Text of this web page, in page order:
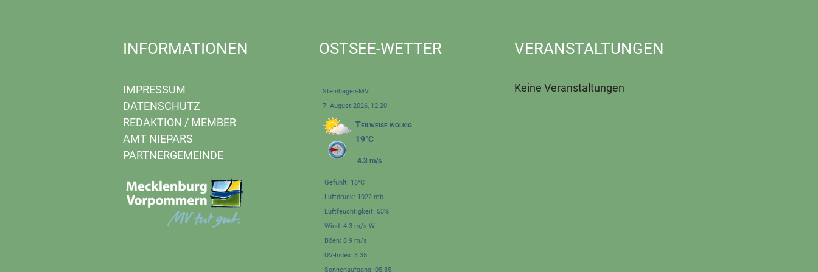
INFORMATIONEN
IMPRESSUM
DATENSCHUTZ
REDAKTION / MEMBER
AMT NIEPARS
PARTNERGEMEINDE
OSTSEE-WETTER
Steinhagen-MV
7. August 2026, 12:20
Teilweise wolkig
19°C
4.3 m/s
Gefühlt: 16°C
Luftdruck: 1022 mb
Luftfeuchtigkeit: 53%
Wind: 4.3 m/s W
Böen: 8.9 m/s
UV-Index: 3.35
Sonnenaufgang: 05:35
VERANSTALTUNGEN
Keine Veranstaltungen